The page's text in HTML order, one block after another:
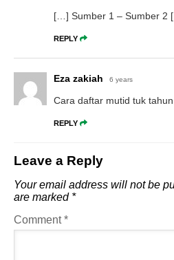
[…] Sumber 1 – Sumber 2
REPLY
Eza zakiah 6 years
Cara daftar mutid tuk
REPLY
Leave a Reply
Your email address will not be
are marked *
Comment*